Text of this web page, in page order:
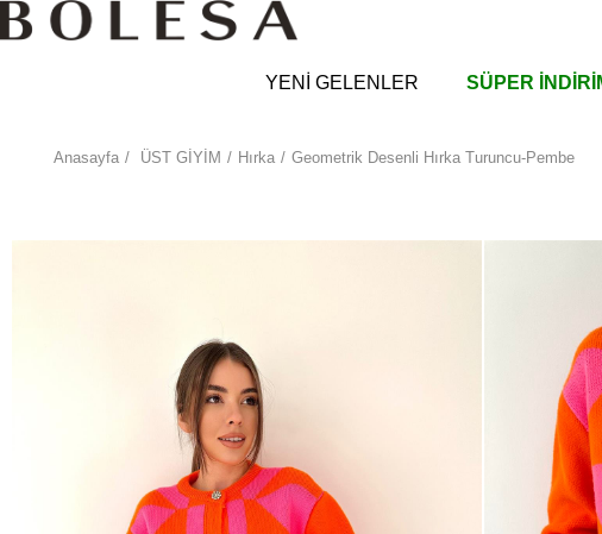
YENİ GELENLER SÜPER
Anasayfa ÜST GİYİM Hırka Geometrik Desenli Hırka Turuncu-Pembe